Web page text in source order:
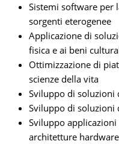
Sistemi software per
sorgenti eterogenee
Applicazione di
fisica e ai beni
Ottimizzazione di
scienze della vita
Sviluppo di soluzioni
Sviluppo di soluzioni
Sviluppo
architetture